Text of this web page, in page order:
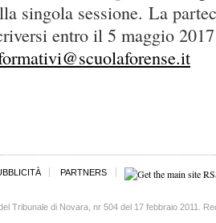
singola sessione. La
entro il 5 maggio
PARTNERS
Tribunale di Novara, nr 504 del 17 febbraio 2011.